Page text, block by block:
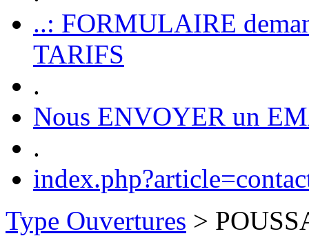
..: FORMULAIRE
TARIFS
.
Nous ENVOYER un
.
Type Ouvertures >